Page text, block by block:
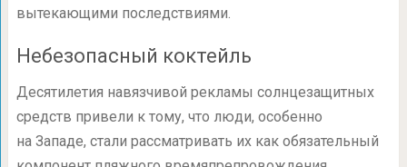
вытекающими последствиями.
Небезопасный коктейль
Десятилетия навязчивой рекламы солнцезащитных
средств привели к тому, что люди, особенно
на Западе, стали рассматривать их как обязательный